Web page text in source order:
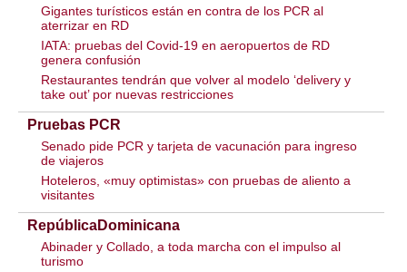
Gigantes turísticos están en contra de los PCR al
aterrizar en RD
IATA: pruebas del Covid-19 en aeropuertos de RD
genera confusión
Restaurantes tendrán que volver al modelo ‘delivery y
take out’ por nuevas restricciones
Pruebas PCR
Senado pide PCR y tarjeta de vacunación para ingreso
de viajeros
Hoteleros, «muy op­timistas» con pruebas de aliento a
visitantes
RepúblicaDominicana
Abinader y Collado, a toda marcha con el impulso al
turismo